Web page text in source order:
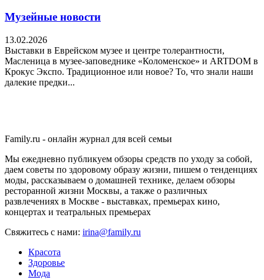
Музейные новости
13.02.2026
Выставки в Еврейском музее и центре толерантности,
Масленица в музее-заповеднике «Коломенское» и ARTDOM в
Крокус Экспо. Традиционное или новое? То, что знали наши
далекие предки...
Family.ru - онлайн журнал для всей семьи
Мы ежедневно публикуем обзоры средств по уходу за собой,
даем советы по здоровому образу жизни, пишем о тенденциях
моды, рассказываем о домашней технике, делаем обзоры
ресторанной жизни Москвы, а также о различных
развлечениях в Москве - выставках, премьерах кино,
концертах и театральных премьерах
Свяжитесь с нами: irina@family.ru
Красота
Здоровье
Мода